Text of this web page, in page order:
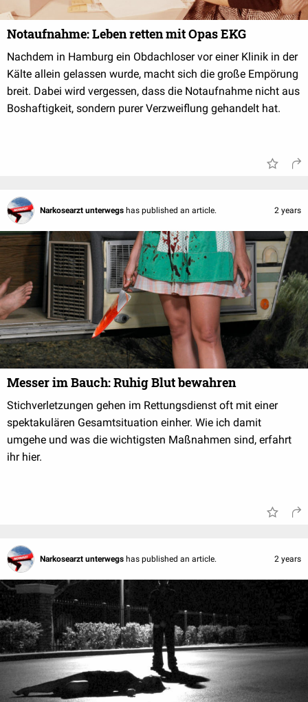
Notaufnahme: Leben retten mit Opas EKG
Nachdem in Hamburg ein Obdachloser vor einer Klinik in der
Kälte allein gelassen wurde, macht sich die große Empörung
breit. Dabei wird vergessen, dass die Notaufnahme nicht aus
Boshaftigkeit, sondern purer Verzweiflung gehandelt hat.
Narkosearzt unterwegs has published an article. 2 years
Messer im Bauch: Ruhig Blut bewahren
Stichverletzungen gehen im Rettungsdienst oft mit einer
spektakulären Gesamtsituation einher. Wie ich damit
umgehe und was die wichtigsten Maßnahmen sind, erfahrt
ihr hier.
Narkosearzt unterwegs has published an article. 2 years